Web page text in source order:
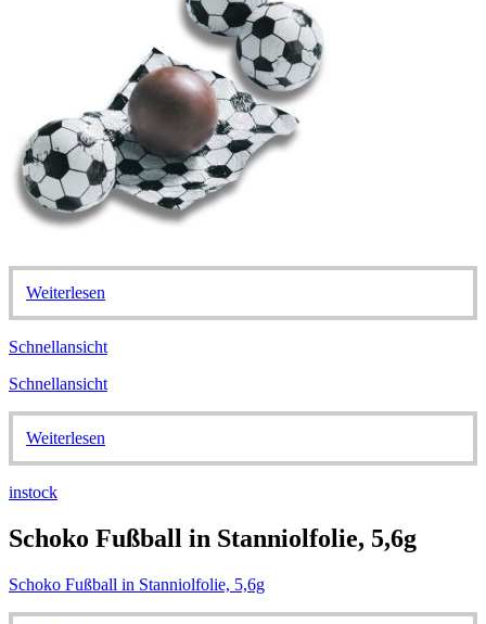
Weiterlesen
Schnellansicht
Schnellansicht
Weiterlesen
instock
Schoko Fußball in Stanniolfolie, 5,6g
Schoko Fußball in Stanniolfolie, 5,6g